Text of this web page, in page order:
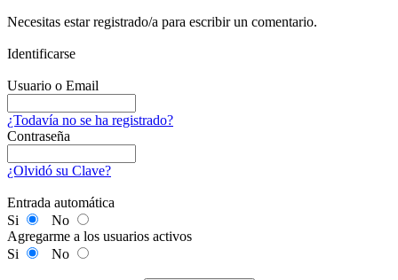
Necesitas estar registrado/a para escribir un comentario.
Identificarse
Usuario o Email
¿Todavía no se ha registrado?
Contraseña
¿Olvidó su Clave?
Entrada automática
Si
No
Agregarme a los usuarios activos
Si
No